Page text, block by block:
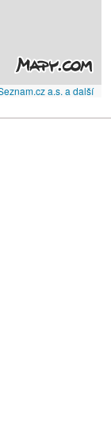
a.s. a další